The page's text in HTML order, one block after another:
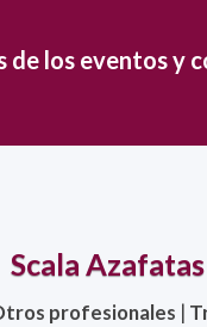
de los eventos y
Scala
profesionales |